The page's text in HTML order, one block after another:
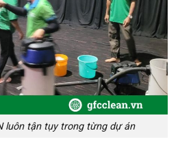
luôn tận tụy trong từng dự án